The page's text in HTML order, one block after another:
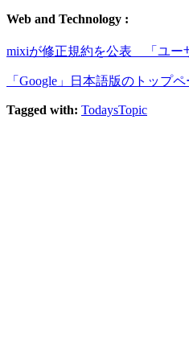
Web and Technology :
mixiが修正規約を公表 「ユー
「Google」日本語版のトップ
Tagged with: TodaysTopic